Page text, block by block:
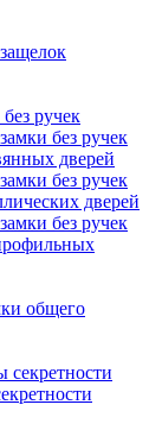
ручек
без ручек
дверей
без ручек
дверей
без ручек
общего